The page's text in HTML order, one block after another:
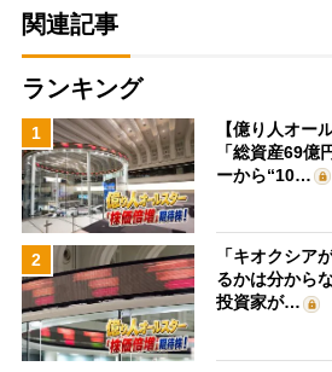
関連記事
ランキング
1
【億り人オー
「総資産69億
ーから“10…
2
「キオクシア
るかは分から
投資家が…